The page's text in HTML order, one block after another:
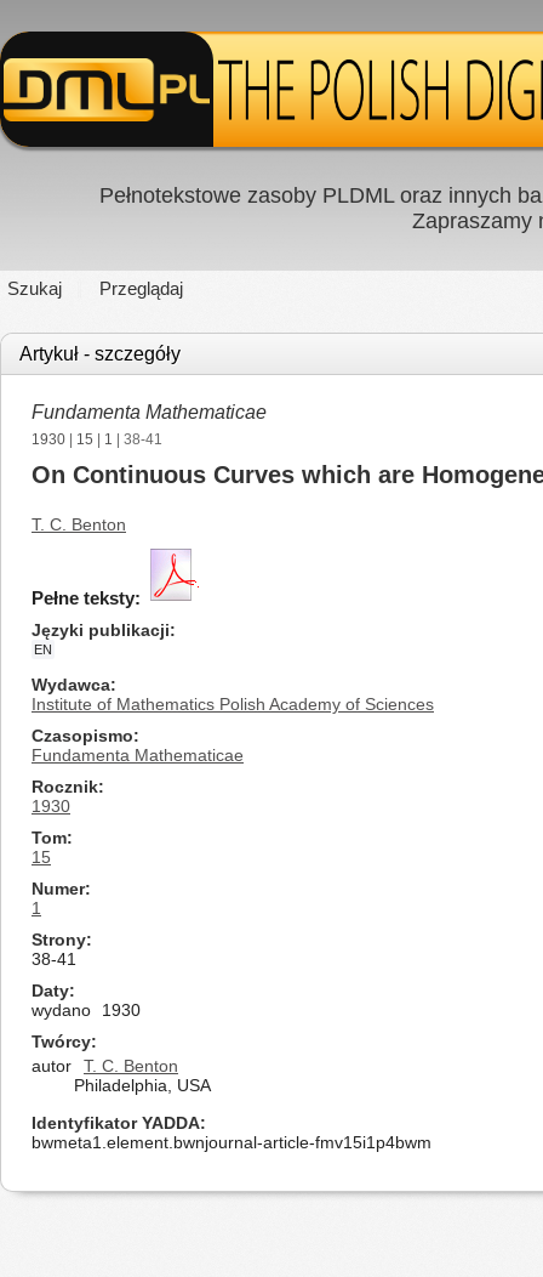
Pełnotekstowe zasoby PLDML oraz innych
Zapraszamy
Szukaj Przeglądaj
Artykuł - szczegóły
Fundamenta Mathematicae
1930 15 1 | 38-41
On Continuous Curves which are
T. C. Benton
Pełne teksty:
Języki publikacji
EN
Wydawca
Institute of Mathematics Polish Academy of Sciences
Czasopismo
Fundamenta Mathematicae
Rocznik
1930
Tom
15
Numer
1
Strony
38-41
Daty
wydano
1930
Twórcy
autor
T. C. Benton
Philadelphia, USA
Identyfikator YADDA
bwmeta1.element.bwnjournal-article-fmv15i1p4bwm